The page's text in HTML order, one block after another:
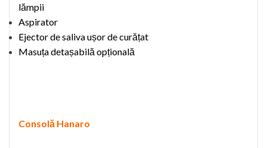
lămpii
Aspirator
Ejectorde salivaușor de curățat
Masuțadetașabilă opțională
Consolă Hanaro